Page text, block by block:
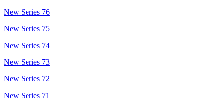
New Series 76
New Series 75
New Series 74
New Series 73
New Series 72
New Series 71